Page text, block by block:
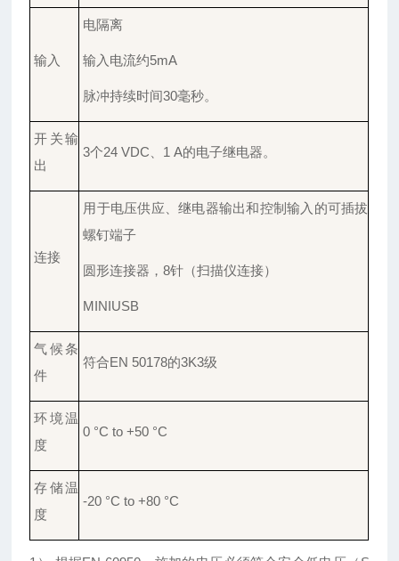
输入
电隔离
输入电流约5mA
脉冲持续时间30毫秒。
开关输
出
3个24 VDC、1 A的电子继电器。
连接
用于电压供应、继电器输出和控制输入的可插拔
螺钉端子
圆形连接器，8针（扫描仪连接）
MINIUSB
气候条
件
符合EN 50178的3K3级
环境温
度
0 °C to +50 °C
存储温
度
-20 °C to +80 °C